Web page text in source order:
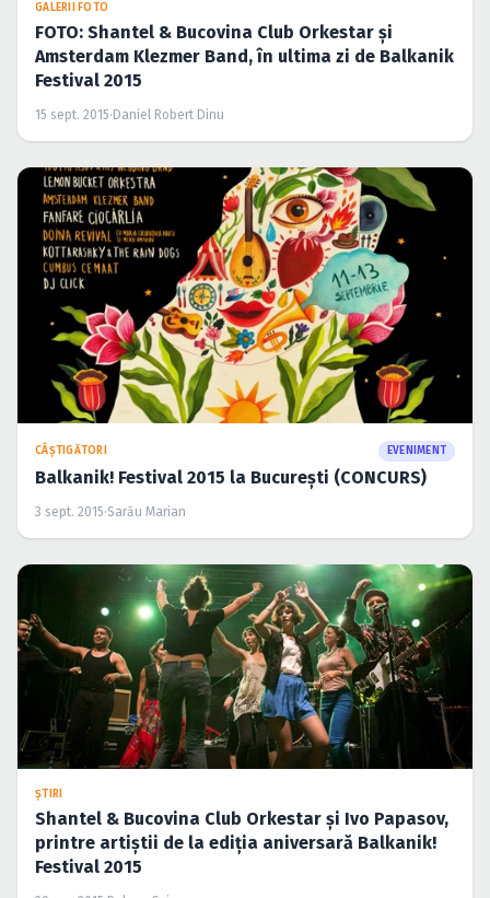
GALERII FOTO
FOTO: Shantel & Bucovina Club Orkestar şi
Amsterdam Klezmer Band, în ultima zi de Balkanik
Festival 2015
15 sept. 2015· Daniel Robert Dinu
CÂŞTIGĂTORI EVENIMENT
Balkanik! Festival 2015 la Bucureşti (CONCURS)
3 sept. 2015·Sarău Marian
ŞTIRI
Shantel & Bucovina Club Orkestar şi Ivo Papasov,
printre artiştii de la ediţia aniversară Balkanik!
Festival 2015